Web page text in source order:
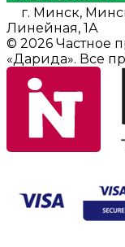
г. Минск,
Линейная, 1А
© 2026 Частное
«Дарида». Все